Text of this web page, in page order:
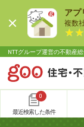
アプ
複数
NTTグループ運営の不動産
0
最近検索した条件